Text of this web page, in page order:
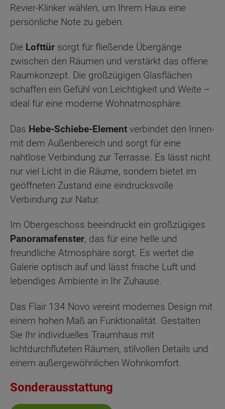
Revier-Klinker wählen, um Ihrem Haus eine
persönliche Note zu geben.
Die Lofttür sorgt für fließende Übergänge
zwischen den Räumen und verstärkt das offene
Raumkonzept. Die großzügigen Glasflächen
schaffen ein Gefühl von Leichtigkeit und Weite –
ideal für eine moderne Wohnatmosphäre.
Das Hebe-Schiebe-Element verbindet den Innen-
mit dem Außenbereich und sorgt für eine
nahtlose Verbindung zur Terrasse. Es lässt nicht
nur viel Licht in die Räume, sondern bietet im
geöffneten Zustand eine eindrucksvolle
Verbindung zur Natur.
Im Obergeschoss beeindruckt ein großzügiges
Panoramafenster, das für eine helle und
freundliche Atmosphäre sorgt. Es wertet die
Galerie optisch auf und lässt frische Luft und
lebendiges Ambiente in Ihr Zuhause.
Das Flair 134 Novo vereint modernes Design mit
einem hohen Maß an Funktionalität. Gestalten
Sie Ihr individuelles Traumhaus mit
lichtdurchfluteten Räumen, stilvollen Details und
einem außergewöhnlichen Wohnkomfort.
Sonderausstattung